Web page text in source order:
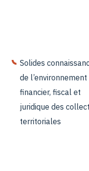
Solides
de l’environnement
financier, fiscal et
juridique des
territoriales